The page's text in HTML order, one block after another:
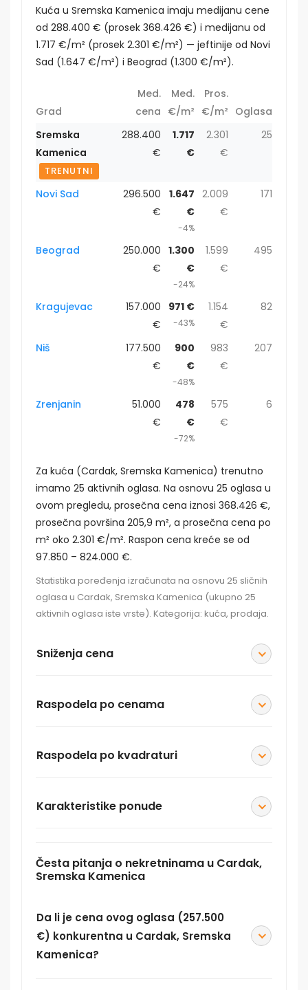
Kuća u Sremska Kamenica imaju medijanu cene
od 288.400 € (prosek 368.426 €) i medijanu od
1.717 €/m² (prosek 2.301 €/m²) — jeftinije od Novi
Sad (1.647 €/m²) i Beograd (1.300 €/m²).
Grad
Med.
cena
Med.
€/m²
Pros.
€/m² Oglasa
Sremska
Kamenica
TRENUTNI
288.400
€
1.717
€
2.301
€
25
Novi Sad
296.500
€
1.647
€
-4%
2.009
€
171
Beograd
250.000
€
1.300
€
-24%
1.599
€
495
Kragujevac
157.000
€
971 €
-43%
1.154
€
82
Niš
177.500
€
900
€
-48%
983
€
207
Zrenjanin
51.000
€
478
€
-72%
575
€
6
Za kuća (Cardak, Sremska Kamenica) trenutno
imamo 25 aktivnih oglasa. Na osnovu 25 oglasa u
ovom pregledu, prosečna cena iznosi 368.426 €,
prosečna površina 205,9 m², a prosečna cena po
m² oko 2.301 €/m². Raspon cena kreće se od
97.850 – 824.000 €.
Statistika poređenja izračunata na osnovu 25 sličnih
oglasa u Cardak, Sremska Kamenica (ukupno 25
aktivnih oglasa iste vrste). Kategorija: kuća, prodaja.
Sniženja cena
Raspodela po cenama
Raspodela po kvadraturi
Karakteristike ponude
Česta pitanja o nekretninama u Cardak,
Sremska Kamenica
Da li je cena ovog oglasa (257.500
€) konkurentna u Cardak, Sremska
Kamenica?